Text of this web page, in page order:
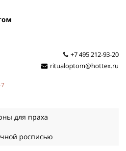
+7 495 212-93-20
ritualoptom@hottex.ru
для праха
росписью